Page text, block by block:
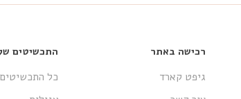
רכישה באתר
גיפט קארד
התכשיטים
כל התכשיטים